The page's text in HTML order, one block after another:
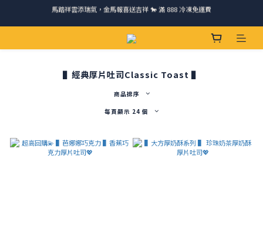
請跟我們一起旅行! 加入官方LINE領取50元優惠卷 🎁
請跟我們一起旅行! 加入官方LINE領取50元優惠卷 🎁
▌經典厚片吐司Classic Toast ▌
商品排序
每頁顯示 24 個